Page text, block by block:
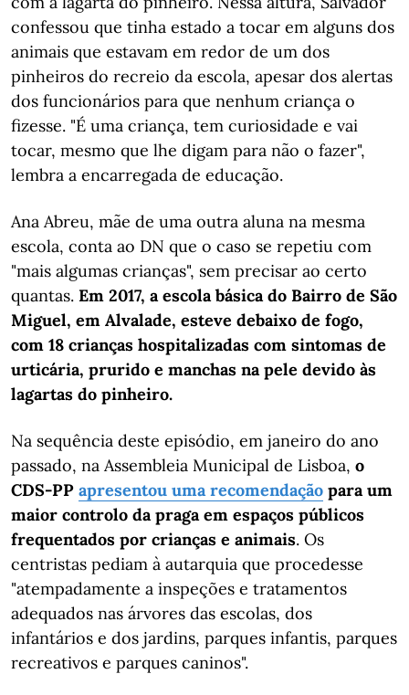
confessou que tinha estado a tocar em alguns dos
animais que estavam em redor de um dos
pinheiros do recreio da escola, apesar dos alertas
dos funcionários para que nenhum criança o
fizesse. "É uma criança, tem curiosidade e vai
tocar, mesmo que lhe digam para não o fazer",
lembra a encarregada de educação.
Ana Abreu, mãe de uma outra aluna na mesma
escola, conta ao DN que o caso se repetiu com
"mais algumas crianças", sem precisar ao certo
quantas. Em 2017, a escola básica do Bairro de São
Miguel, em Alvalade, esteve debaixo de fogo,
com 18 crianças hospitalizadas com sintomas de
urticária, prurido e manchas na pele devido às
lagartas do pinheiro.
Na sequência deste episódio, em janeiro do ano
passado, na Assembleia Municipal de Lisboa, o
CDS-PP apresentou uma recomendação para um
maior controlo da praga em espaços públicos
frequentados por crianças e animais. Os
centristas pediam à autarquia que procedesse
"atempadamente a inspeções e tratamentos
adequados nas árvores das escolas, dos
infantários e dos jardins, parques infantis, parques
recreativos e parques caninos".